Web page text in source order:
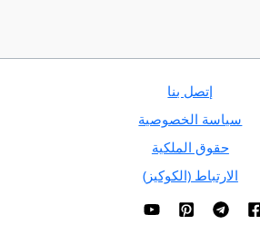
إتصل بنا
سياسة الخصوصية
حقوق الملكية
الارتباط (الكوكيز)